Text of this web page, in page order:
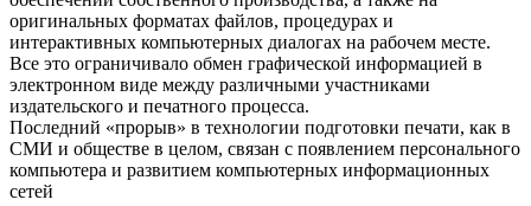
оригинальных форматах файлов, процедурах и
интерактивных компьютерных диалогах на рабочем месте.
Все это ограничивало обмен графической информацией в
электронном виде между различными участниками
издательского и печатного процесса.
Последний «прорыв» в технологии подготовки печати, как в
СМИ и обществе в целом, связан с появлением персонального
компьютера и развитием компьютерных информационных
сетей